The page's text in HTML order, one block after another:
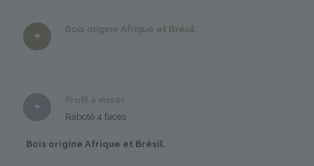
Bois origine Afrique et Brésil
Profil à visser
Raboté 4 faces
Bois origine Afrique et Brésil.